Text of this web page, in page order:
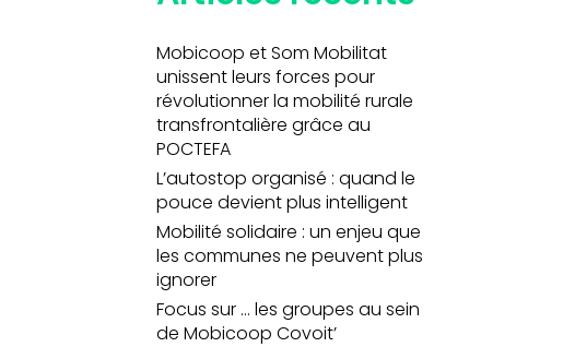
Mobicoop et Som Mobilitat
unissent leurs forces pour
révolutionner la mobilité rurale
transfrontalière grâce au
POCTEFA
L’autostop organisé : quand le
pouce devient plus intelligent
Mobilité solidaire : un enjeu que
les communes ne peuvent plus
ignorer
Focus sur … les groupes au sein
de Mobicoop Covoit’